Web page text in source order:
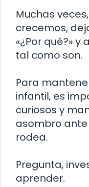
Muchas
crecemos,
«¿Por qué?»
tal como son.
Para
infantil, es
curiosos y
asombro
rodea.
Pregunta,
aprender.